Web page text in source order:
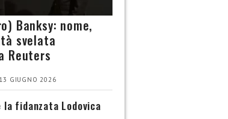
Banksy: nome,
svelata
Reuters
GIUGNO 2026
la fidanzata Lodovica